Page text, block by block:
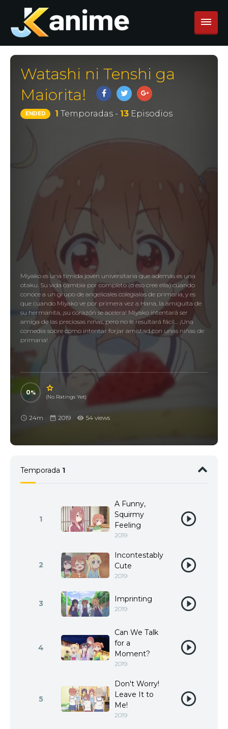
Watashi ni Tenshi ga
Maiorita!
ENDED 1 Temporadas - 13Episodios
Miyako es una tímida joven universitaria que además es una
otaku. Su vida cambia por completo (o eso cree ella) cuando
conoce a un grupo de angelicales colegialas de primaria, y es
que cuando Miyako ve por primera vez a Hana, la amiguita de
su hermanita, ¡su corazón se acelera! Miyako intentará ser
amiga de las preciosas niñas, pero no le resultará fácil… ¡Una
comedia sobre cómo intentar forjar amistad con unas niñas de
primaria!
0
(No Ratings Yet)
24m 2019 54 views
Temporada 1
1
A Funny,
Squirmy
Feeling
2019
2
Incontestably
Cute
2019
3 Imprinting
2019
4
Can We Talk
for a
Moment?
2019
5
Don't Worry!
Leave It to
Me!
2019